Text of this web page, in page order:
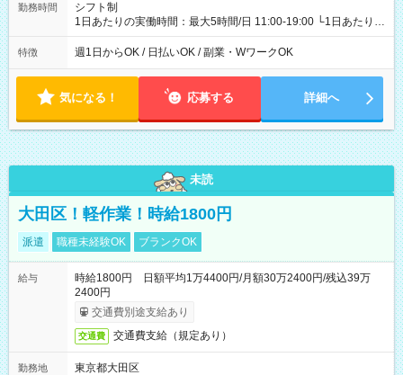
勤務時間
シフト制
1日あたりの実働時間：最大5時間/日 11:00-19:00 └1日あたりの
実働時間：1-5時間 └上記の時間帯内であれば、いつでも勤務可
能！ └平日・土曜日の中で、お好きな曜日でご勤務いただけま
18:00 などのように、自由な働き方が可能なお仕事です！
特徴 週1日からOK / 日払いOK / 副業・WワークOK
気になる！ 応募する 詳細へ
未読
大田区！軽作業！時給1800円
派遣 職種未経験OK ブランクOK
給与
時給1800円 日額平均1万4400円/月額30万2400円/残込39万
2400円
交通費別途支給あり
交通費 交通費支給（規定あり）
勤務地
東京都大田区